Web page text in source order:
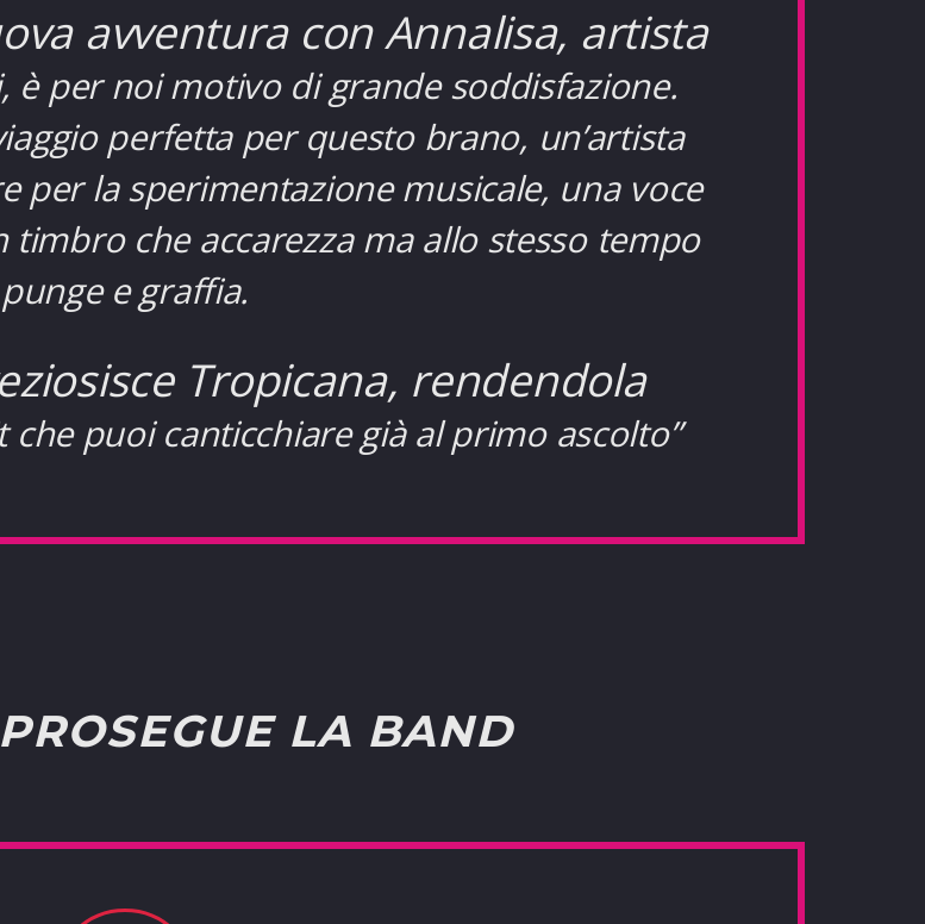
avventura con Annalisa, artista
è per noi motivo di grande soddisfazione.
perfetta per questo brano, un’artista
per la sperimentazione musicale, una voce
timbro che accarezza ma allo stesso tempo
punge e graffia.
Tropicana, rendendola
puoi canticchiare già al primo ascolto”
LA BAND